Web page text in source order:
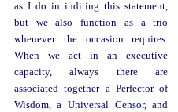
as I do in inditing this statement,
but we also function as a trio
whenever the occasion requires.
When we act in an executive
capacity, always there are
associated together a Perfector of
Wisdom, a Universal Censor, and